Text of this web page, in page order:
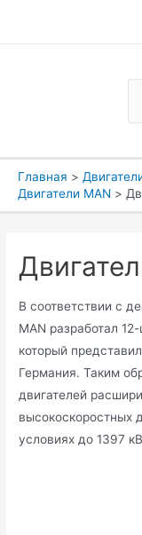
Главная
Двигатели MAN
В соответствии с
MAN разработал
который
Германия. Таким
двигателей
высокоскоростных
условиях до 1397